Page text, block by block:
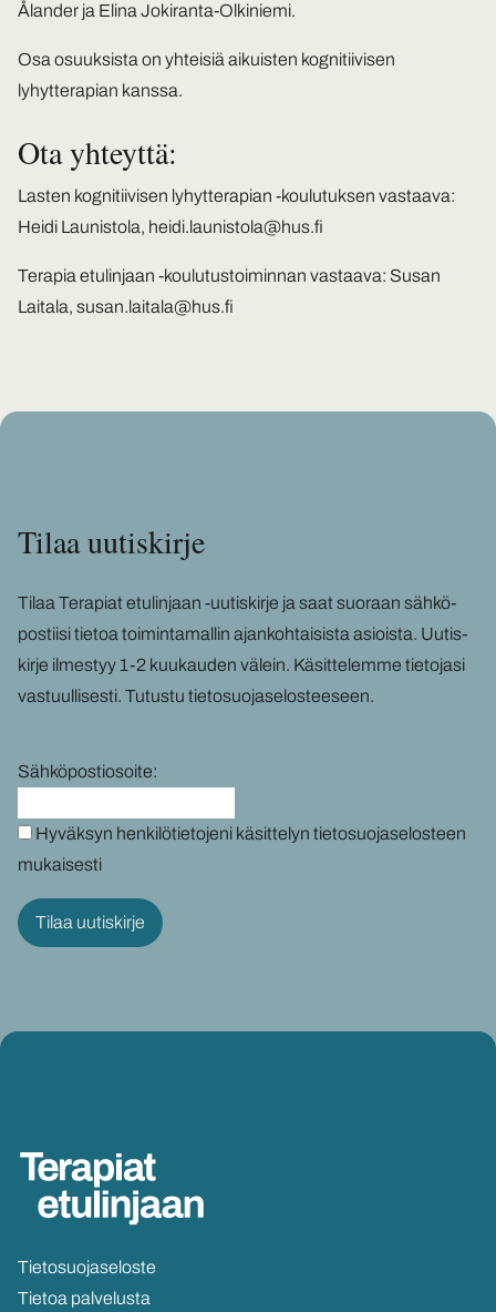
Ålander ja Elina Jokiranta-Olkiniemi.
Osa osuuksista on yhteisiä aikuisten kognitiivisen
lyhytterapian kanssa.
Ota yhteyttä:
Lasten kognitiivisen lyhytterapian -koulutuksen vastaava:
Heidi Launistola, heidi.launistola@hus.fi
Terapia etulinjaan -koulutustoiminnan vastaava: Susan
Laitala, susan.laitala@hus.fi
Tilaa uu­tis­kir­je
Tilaa Te­ra­piat etu­lin­jaan -​uutiskirje ja saat suo­raan säh­kö­
pos­tii­si tie­toa toi­min­ta­mal­lin ajan­koh­tai­sis­ta asiois­ta. Uu­tis­
kir­je il­mes­tyy 1-2 kuu­kau­den vä­lein. Kä­sit­te­lem­me tie­to­ja­si
vas­tuul­li­ses­ti. Tu­tus­tu tie­to­suo­ja­se­los­tee­seen.
Sähköpostiosoite:
Hyväksyn henkilötietojeni käsittelyn tietosuojaselosteen
mukaisesti
Tie­to­suo­ja­se­los­te
Tie­toa pal­ve­lus­ta